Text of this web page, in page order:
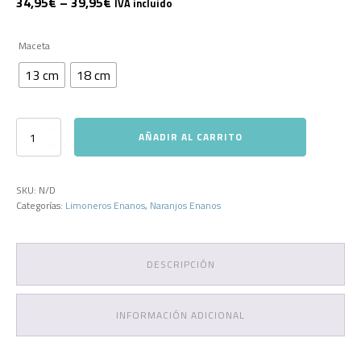
IVA incluido
Maceta
13 cm 18 cm
Citric
PACK
AÑADIR AL CARRITO
SKU: N/D
Categorías: Limoneros Enanos, Naranjos Enanos
DESCRIPCIÓN
INFORMACIÓN ADICIONAL